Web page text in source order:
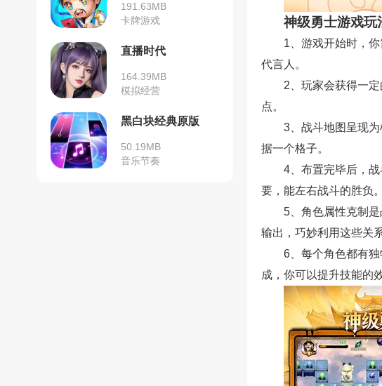
191.63MB
卡牌游戏
直播时代
164.39MB
模拟经营
黑白块经典原版
50.19MB
音乐节奏
神级勇士游戏玩
1、游戏开始时，
代言人。
2、玩家会获得一
点。
3、战斗地图呈现
据一个格子。
4、布置完毕后，
要，能左右战斗的胜负。
5、角色属性克制
输出，巧妙利用这些关
6、每个角色都有
成，你可以提升技能的